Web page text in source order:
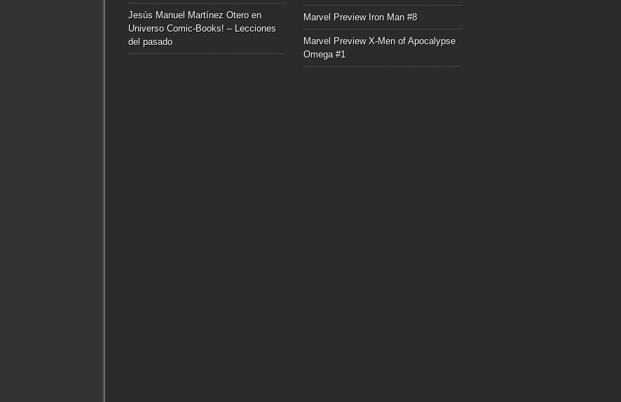
Jesús Manuel Martínez Oteroen
Universo Comic-Books! – Lecciones
del pasado
Marvel Preview Iron Man #8
Marvel Preview X-Men of Apocalypse
Omega #1